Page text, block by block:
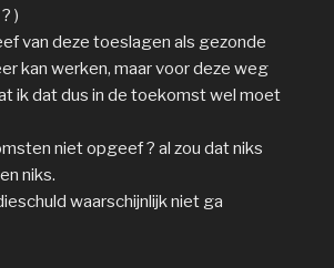
)
van deze toeslagen als gezonde
kan werken, maar voor deze weg
ik dat dus in de toekomst wel moet
niet opgeef ? al zou dat niks
niks.
waarschijnlijk niet ga